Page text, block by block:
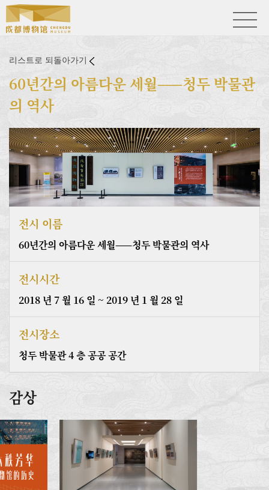
리스트로 되돌아가기
60년간의 아름다운 세월——청두 박물관
의 역사
전시 이름
60년간의 아름다운 세월——청두 박물관의 역사
전시시간
2018 년 7 월 16 일 ~ 2019 년 1 월 28 일
전시장소
청두 박물관 4 층 공공 공간
감상